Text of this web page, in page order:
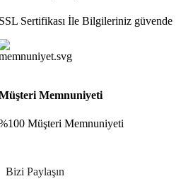
Sertifikası İle Bilgileriniz güvende
Memnuniyeti
Müşteri Memnuniyeti
Bizi Paylaşın